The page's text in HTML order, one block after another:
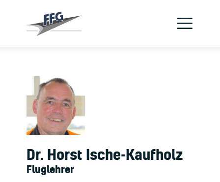
Verein
Schnupperflug
Flugschule
Kontakt
Dr. Horst Ische-Kaufholz
Fluglehrer